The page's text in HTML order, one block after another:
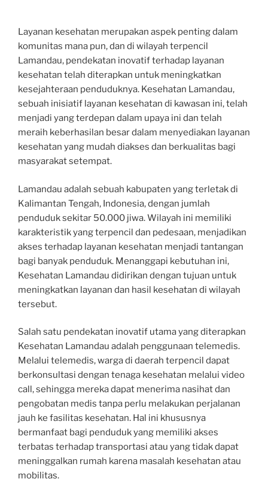
Layanan kesehatan merupakan aspek penting dalam
komunitas mana pun, dan di wilayah terpencil
Lamandau, pendekatan inovatif terhadap layanan
kesehatan telah diterapkan untuk meningkatkan
kesejahteraan penduduknya. Kesehatan Lamandau,
sebuah inisiatif layanan kesehatan di kawasan ini, telah
menjadi yang terdepan dalam upaya ini dan telah
meraih keberhasilan besar dalam menyediakan layanan
kesehatan yang mudah diakses dan berkualitas bagi
masyarakat setempat.
Lamandau adalah sebuah kabupaten yang terletak di
Kalimantan Tengah, Indonesia, dengan jumlah
penduduk sekitar 50.000 jiwa. Wilayah ini memiliki
karakteristik yang terpencil dan pedesaan, menjadikan
akses terhadap layanan kesehatan menjadi tantangan
bagi banyak penduduk. Menanggapi kebutuhan ini,
Kesehatan Lamandau didirikan dengan tujuan untuk
meningkatkan layanan dan hasil kesehatan di wilayah
tersebut.
Salah satu pendekatan inovatif utama yang diterapkan
Kesehatan Lamandau adalah penggunaan telemedis.
Melalui telemedis, warga di daerah terpencil dapat
berkonsultasi dengan tenaga kesehatan melalui video
call, sehingga mereka dapat menerima nasihat dan
pengobatan medis tanpa perlu melakukan perjalanan
jauh ke fasilitas kesehatan. Hal ini khususnya
bermanfaat bagi penduduk yang memiliki akses
terbatas terhadap transportasi atau yang tidak dapat
meninggalkan rumah karena masalah kesehatan atau
mobilitas.